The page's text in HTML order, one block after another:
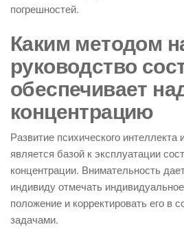
погрешностей.
Каким методом
руководство
обеспечивает
концентрацию
Развитие психического
является базой к эксплуатации
концентрации. Внимательность
индивиду отмечать
положение и корректировать его в
задачами.